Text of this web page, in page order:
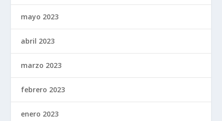
mayo 2023
abril 2023
marzo 2023
febrero 2023
enero 2023